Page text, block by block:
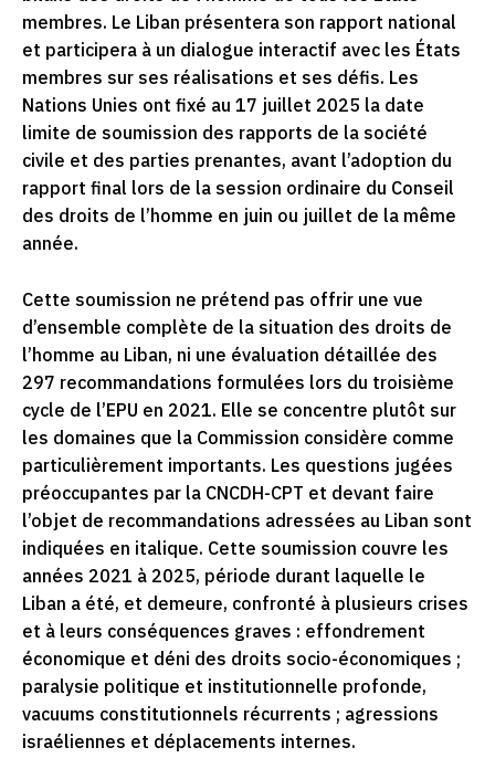
membres. Le Liban présentera son rapport national
et participera à un dialogue interactif avec les États
membres sur ses réalisations et ses défis. Les
Nations Unies ont fixé au 17 juillet 2025 la date
limite de soumission des rapports de la société
civile et des parties prenantes, avant l’adoption du
rapport final lors de la session ordinaire du Conseil
des droits de l’homme en juin ou juillet de la même
année.
Cette soumission ne prétend pas offrir une vue
d’ensemble complète de la situation des droits de
l’homme au Liban, ni une évaluation détaillée des
297 recommandations formulées lors du troisième
cycle de l’EPU en 2021. Elle se concentre plutôt sur
les domaines que la Commission considère comme
particulièrement importants. Les questions jugées
préoccupantes par la CNCDH-CPT et devant faire
l’objet de recommandations adressées au Liban sont
indiquées en italique. Cette soumission couvre les
années 2021 à 2025, période durant laquelle le
Liban a été, et demeure, confronté à plusieurs crises
et à leurs conséquences graves : effondrement
économique et déni des droits socio-économiques ;
paralysie politique et institutionnelle profonde,
vacuums constitutionnels récurrents ; agressions
israéliennes et déplacements internes.